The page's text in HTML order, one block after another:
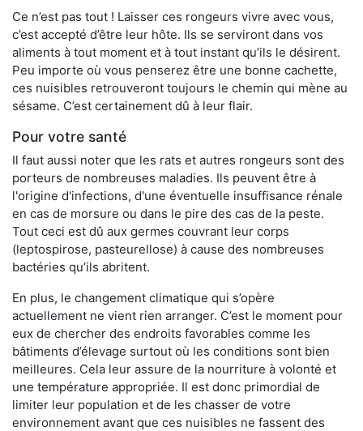
Ce n’est pas tout ! Laisser ces rongeurs vivre avec vous,
c’est accepté d’être leur hôte. Ils se serviront dans vos
aliments à tout moment et à tout instant qu’ils le désirent.
Peu importe où vous penserez être une bonne cachette,
ces nuisibles retrouveront toujours le chemin qui mène au
sésame. C’est certainement dû à leur flair.
Pour votre santé
Il faut aussi noter que les rats et autres rongeurs sont des
porteurs de nombreuses maladies. Ils peuvent être à
l'origine d'infections, d'une éventuelle insuffisance rénale
en cas de morsure ou dans le pire des cas de la peste.
Tout ceci est dû aux germes couvrant leur corps
(leptospirose, pasteurellose) à cause des nombreuses
bactéries qu’ils abritent.
En plus, le changement climatique qui s’opère
actuellement ne vient rien arranger. C’est le moment pour
eux de chercher des endroits favorables comme les
bâtiments d’élevage surtout où les conditions sont bien
meilleures. Cela leur assure de la nourriture à volonté et
une température appropriée. Il est donc primordial de
limiter leur population et de les chasser de votre
environnement avant que ces nuisibles ne fassent des